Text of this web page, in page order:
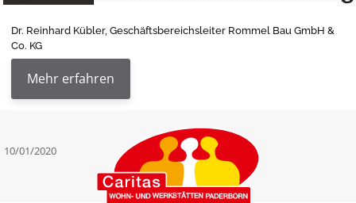
Dr. Reinhard Kübler, Geschäftsbereichsleiter Rommel Bau GmbH &
Co. KG
Mehr erfahren
10/01/2020